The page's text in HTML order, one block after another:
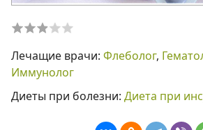
Лечащие врачи: Флеболог,
Иммунолог
Диеты при болезни: Диета при